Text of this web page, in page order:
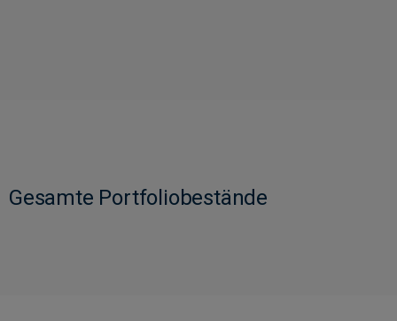
Gesamte Portfoliobestände